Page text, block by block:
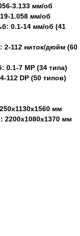
3.133 мм/об
1.058 мм/об
0.1-14 мм/об (41
112 ниток/дюйм (60
0.1-7 МР (34 типа)
112 DP (50 типов)
мм
мм